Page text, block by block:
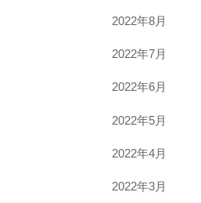
2022年8月
2022年7月
2022年6月
2022年5月
2022年4月
2022年3月